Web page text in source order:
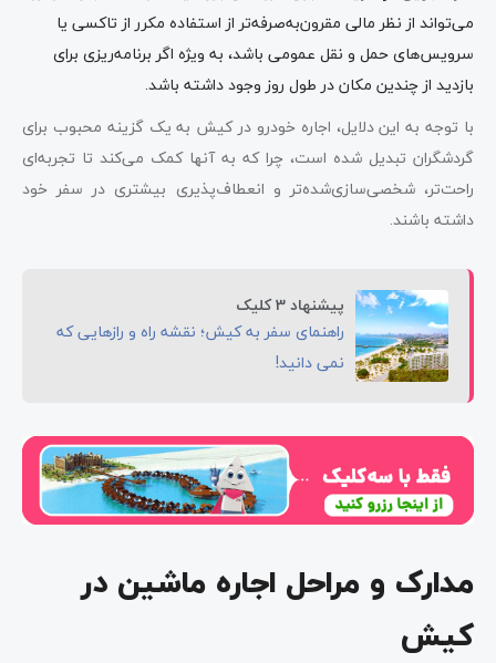
می‌تواند از نظر مالی مقرون‌به‌صرفه‌تر از استفاده مکرر از تاکسی یا
سرویس‌های حمل و نقل عمومی باشد، به ویژه اگر برنامه‌ریزی برای
بازدید از چندین مکان در طول روز وجود داشته باشد.
با توجه به این دلایل، اجاره خودرو در کیش به یک گزینه محبوب برای
گردشگران تبدیل شده است، چرا که به آنها کمک می‌کند تا تجربه‌ای
راحت‌تر، شخصی‌سازی‌شده‌تر و انعطاف‌پذیری بیشتری در سفر خود
داشته باشند.
پیشنهاد 3 کلیک
راهنمای سفر به کیش؛ نقشه راه و رازهایی که
نمی دانید!
مدارک و مراحل اجاره ماشین در
کیش